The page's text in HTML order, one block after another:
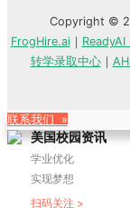
Copyright ©
FrogHire.ai｜ ReadyAI
转学录取中心｜
联系我们 »
美国校园资讯
学业优化
实现梦想
扫码关注 >